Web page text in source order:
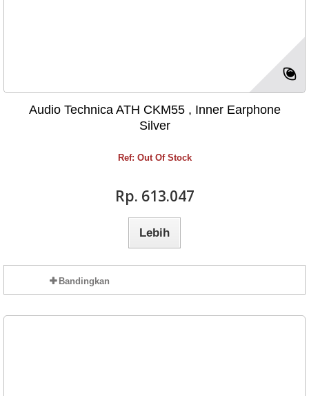
Audio Technica ATH CKM55 , Inner Earphone
Silver
Ref: Out Of Stock
Rp‎. 613.047
Lebih
Bandingkan